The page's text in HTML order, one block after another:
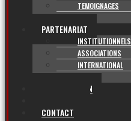
TEMOIGNAGES
PARTENARIAT
INSTITUTIONNELS
ASSOCIATIONS
INTERNATIONAL
CONSULTATION
CONTACT